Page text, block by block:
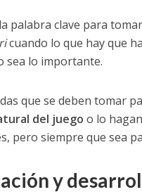
palabra clave para
cuando lo que hay que
sea lo importante.
que se deben tomar
del juego o lo
pero siempre que sea
y